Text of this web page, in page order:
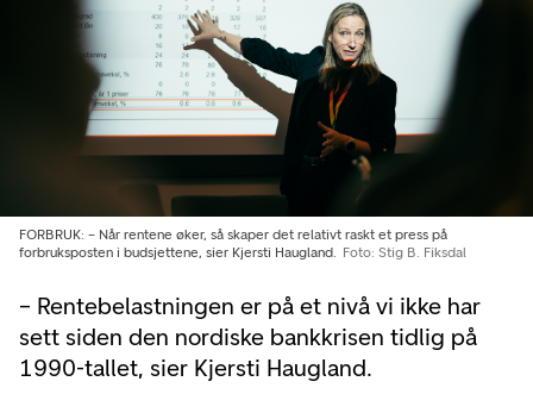
– Rentebelastningen er på et nivå vi ikke har
sett siden den nordiske bankkrisen tidlig på
1990-tallet, sier Kjersti Haugland.
FORBRUK: – Når rentene øker, så skaper det relativt raskt et press på
forbruksposten i budsjettene, sier Kjersti Haugland.
Foto: Stig B. Fiksdal